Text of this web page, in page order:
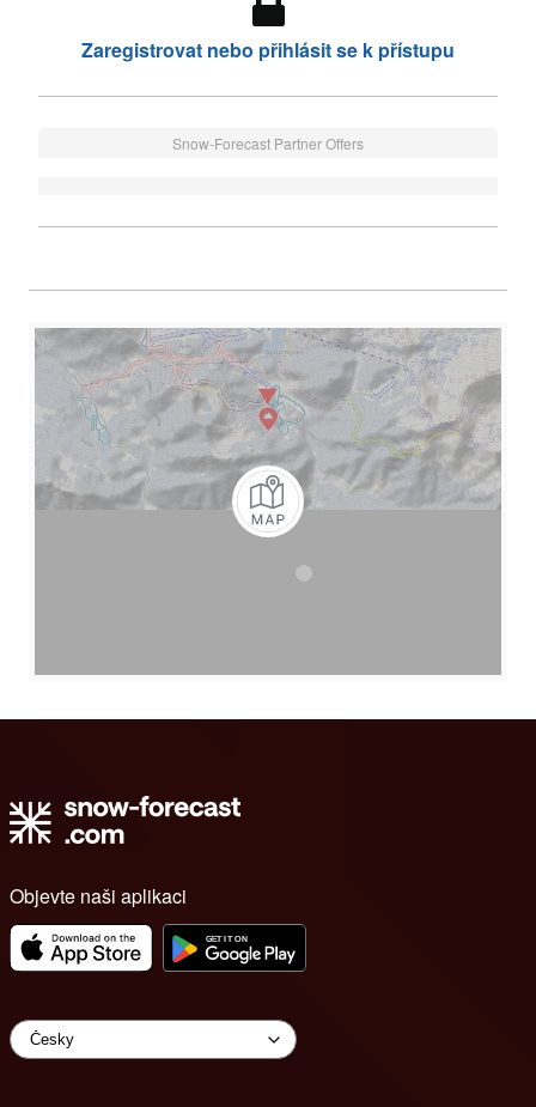
Zaregistrovat nebo přihlásit se k přístupu
Snow-Forecast Partner Offers
Objevte naši aplikaci